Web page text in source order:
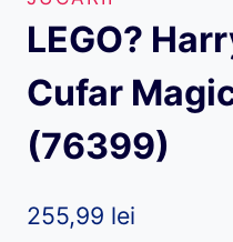
LEGO?
Cufar
(76399)
255,99 lei